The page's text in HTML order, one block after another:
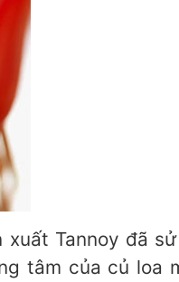
Tannoy đã
tâm của củ loa